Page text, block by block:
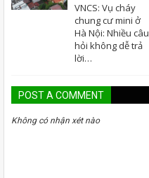
VNCS: Vụ cháy
chung cư mini ở
Hà Nội: Nhiều câu
hỏi không dễ trả
lời…
POST A COMMENT
Không có nhận xét nào